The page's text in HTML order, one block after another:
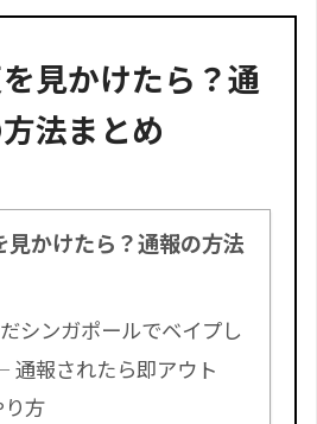
見かけたら？通
法まとめ
見かけたら？通報の方法
だシンガポールでベイプし
通報されたら即アウト
方